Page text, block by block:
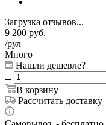
Загрузка отзывов...
9 200 руб.
/рул
Много
Нашли дешевле?
В корзину
Рассчитать доставку